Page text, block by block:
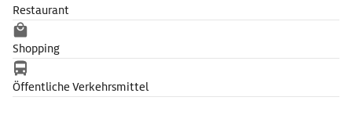
Restaurant
Shopping
Öffentliche Verkehrsmittel